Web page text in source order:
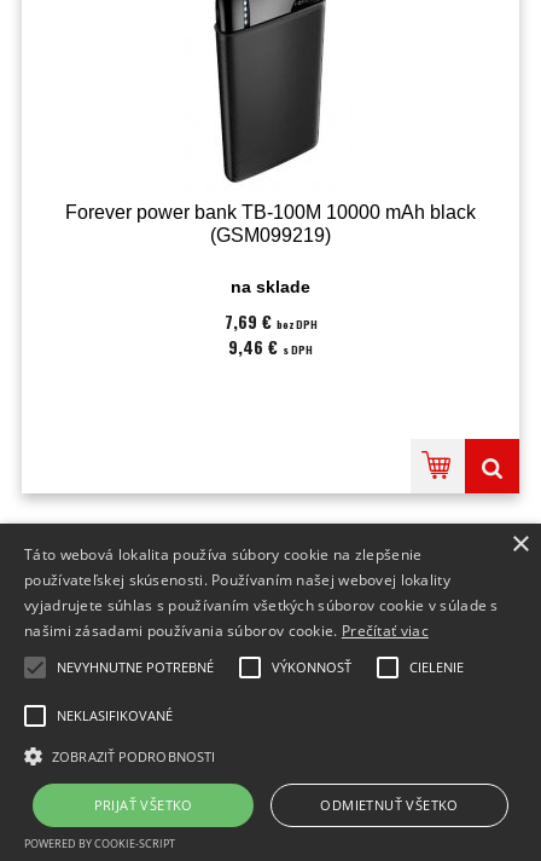
Forever power bank TB-100M 10000 mAh black
(GSM099219)
na sklade
7,69 € bez DPH
9,46 € s DPH
INFO
DODANIE TOVARU
Copyright 2015 - 2026 © Tonery pre každú tlačiareň
Vytvárame e-shopy - Atomer.sk
×
Táto webová lokalita používa súbory cookie na zlepšenie
používateľskej skúsenosti. Používaním našej webovej lokality
vyjadrujete súhlas s používaním všetkých súborov cookie v súlade s
našimi zásadami používania súborov cookie. Prečítať viac
NEVYHNUTNE POTREBNÉ VÝKONNOSŤ CIELENIE
NEKLASIFIKOVANÉ
ZOBRAZIŤ PODROBNOSTI
PRIJAŤ VŠETKO ODMIETNUŤ VŠETKO
POWERED BY COOKIE-SCRIPT